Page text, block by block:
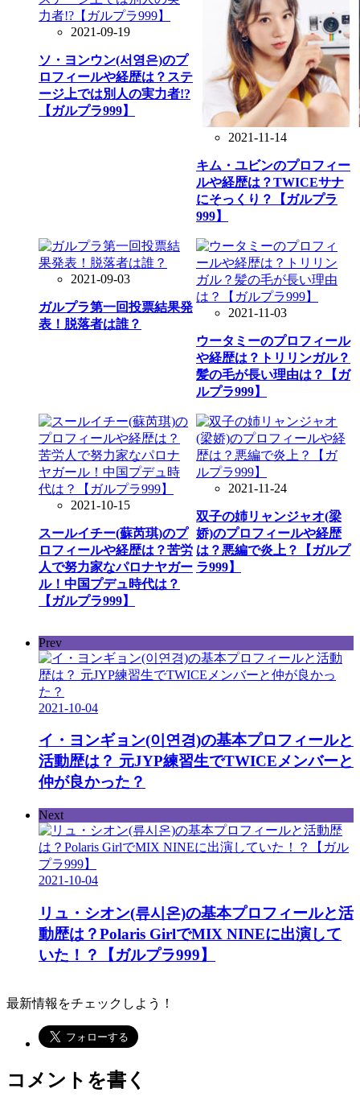
2021-09-19
ソ・ヨンウン(서영은)のプ
ロフィールや経歴は？ステ
ージ上では別人の実力者!?
【ガルプラ999】
2021-11-14
キム・ユビンのプロフィー
ルや経歴は？TWICEサナ
にそっくり？【ガルプラ
999】
2021-09-03
ガルプラ第一回投票結果発
表！脱落者は誰？
2021-11-03
ウータミーのプロフィール
や経歴は？トリリンガル？
髪の毛が長い理由は？【ガ
ルプラ999】
2021-10-15
スールイチー(蘇芮琪)のプ
ロフィールや経歴は？苦労
人で努力家なパロナヤガー
ル！中国プデュ時代は？
【ガルプラ999】
2021-11-24
双子の姉リャンジャオ(梁
娇)のプロフィールや経歴
は？悪編で炎上？【ガルプ
ラ999】
Prev
2021-10-04
イ・ヨンギョン(이연경)の基本プロフィールと
活動歴は？ 元JYP練習生でTWICEメンバーと
仲が良かった？
Next
2021-10-04
リュ・シオン(류시온)の基本プロフィールと活
動歴は？Polaris GirlでMIX NINEに出演して
いた！？【ガルプラ999】
最新情報をチェックしよう！
コメントを書く